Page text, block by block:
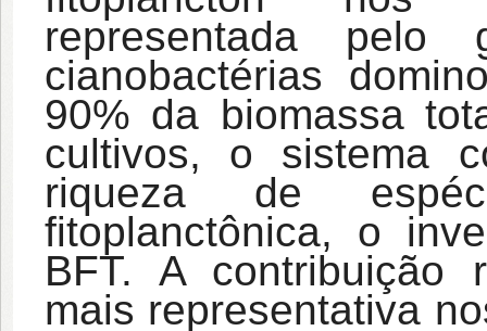
representada pelo
cianobactérias
90% da biomassa
cultivos, o sistema
riqueza de
fitoplanctônica, o
BFT. A contribuição
mais representativa